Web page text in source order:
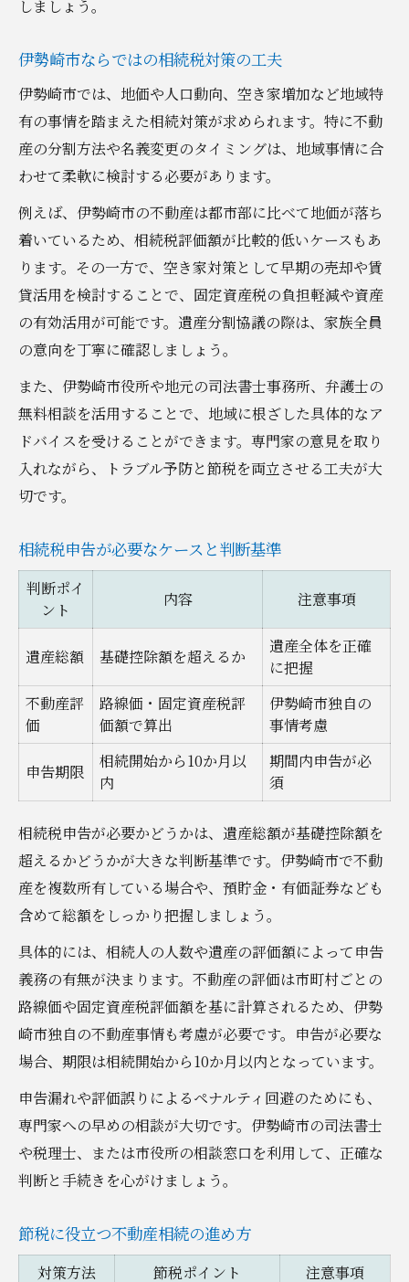
しましょう。
伊勢崎市ならではの相続税対策の工夫
伊勢崎市では、地価や人口動向、空き家増加など地域特
有の事情を踏まえた相続対策が求められます。特に不動
産の分割方法や名義変更のタイミングは、地域事情に合
わせて柔軟に検討する必要があります。
例えば、伊勢崎市の不動産は都市部に比べて地価が落ち
着いているため、相続税評価額が比較的低いケースもあ
ります。その一方で、空き家対策として早期の売却や賃
貸活用を検討することで、固定資産税の負担軽減や資産
の有効活用が可能です。遺産分割協議の際は、家族全員
の意向を丁寧に確認しましょう。
また、伊勢崎市役所や地元の司法書士事務所、弁護士の
無料相談を活用することで、地域に根ざした具体的なア
ドバイスを受けることができます。専門家の意見を取り
入れながら、トラブル予防と節税を両立させる工夫が大
切です。
相続税申告が必要なケースと判断基準
判断ポイ
ント
内容 注意事項
遺産総額 基礎控除額を超えるか
遺産全体を正確
に把握
不動産評
価
路線価・固定資産税評
価額で算出
伊勢崎市独自の
事情考慮
申告期限
相続開始から10か月以
内
期間内申告が必
須
相続税申告が必要かどうかは、遺産総額が基礎控除額を
超えるかどうかが大きな判断基準です。伊勢崎市で不動
産を複数所有している場合や、預貯金・有価証券なども
含めて総額をしっかり把握しましょう。
具体的には、相続人の人数や遺産の評価額によって申告
義務の有無が決まります。不動産の評価は市町村ごとの
路線価や固定資産税評価額を基に計算されるため、伊勢
崎市独自の不動産事情も考慮が必要です。申告が必要な
場合、期限は相続開始から10か月以内となっています。
申告漏れや評価誤りによるペナルティ回避のためにも、
専門家への早めの相談が大切です。伊勢崎市の司法書士
や税理士、または市役所の相談窓口を利用して、正確な
判断と手続きを心がけましょう。
節税に役立つ不動産相続の進め方
対策方法 節税ポイント 注意事項